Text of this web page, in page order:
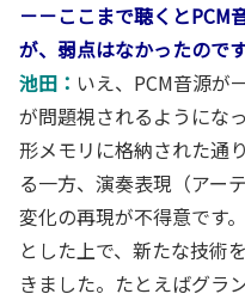
－－ここまで聴くとPCM
が、弱点はなかったので
池田： いえ、PCM音源が
が問題視されるようにな
形メモリに格納された通
る一方、演奏表現（アー
変化の再現が不得意です
とした上で、新たな技術
きました。たとえばグラ